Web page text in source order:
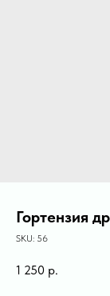
Гортензия
SKU: 56
1 250 р.